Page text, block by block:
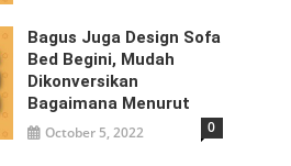
Bagus Juga Design Sofa
Bed Begini, Mudah
Dikonversikan
Bagaimana Menurut
October 5, 2022 0